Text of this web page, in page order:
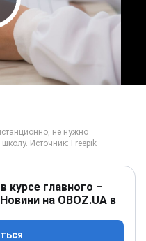
Video
курсе главного –
на OBOZ.UA в